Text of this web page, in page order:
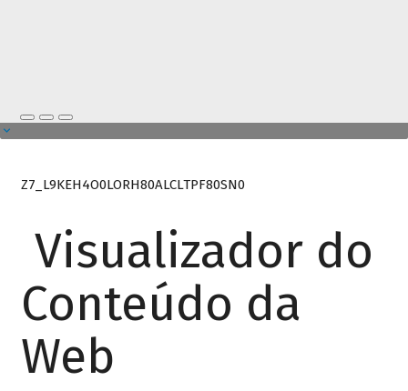
Z7_L9KEH4O0LORH80ALCLTPF80SN0
Visualizador do
Conteúdo da
Web